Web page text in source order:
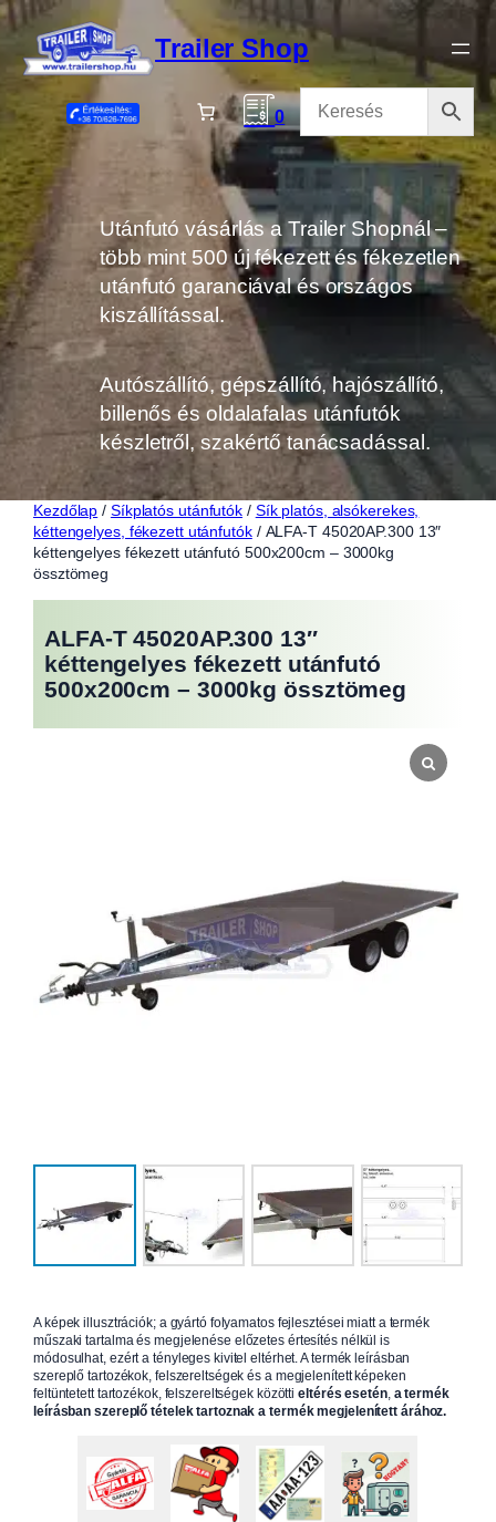
Ugrás
tartalomhoz
Trailer Shop
0
Utánfutó vásárlás a Trailer Shopnál –
több mint 500 új fékezett és fékezetlen
utánfutó garanciával és országos
kiszállítással.
Autószállító, gépszállító, hajószállító,
billenős és oldalafalas utánfutók
készletről, szakértő tanácsadással.
Kezdőlap / Síkplatós utánfutók / Sík platós, alsókerekes,
kéttengelyes, fékezett utánfutók/ ALFA-T 45020AP.300 13″
kéttengelyes fékezett utánfutó 500x200cm – 3000kg
össztömeg
ALFA-T 45020AP.300 13″
kéttengelyes fékezett utánfutó
500x200cm – 3000kg össztömeg
A képek illusztrációk; a gyártó folyamatos fejlesztései miatt a termék
műszaki tartalma és megjelenése előzetes értesítés nélkül is
módosulhat, ezért a tényleges kivitel eltérhet. A termék leírásban
szereplő tartozékok, felszereltségek és a megjelenített képeken
feltüntetett tartozékok, felszereltségek közöttieltérés esetén, a termék
leírásban szereplő tételek tartoznak a termék megjelenített árához.